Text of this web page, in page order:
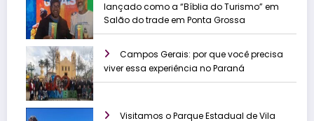
lançado como a “Bíblia do Turismo” em
Salão do trade em Ponta Grossa
Campos Gerais: por que você precisa
viver essa experiência no Paraná
Visitamos o Parque Estadual de Vila